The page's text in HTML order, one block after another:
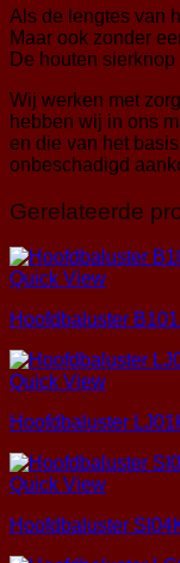
Als de lengtes van
Maar ook zonder
De houten
Wij werken met
hebben wij in ons
en die van het
onbeschadigd
Gerelateerde
Quick View
Hoofdbaluster
Quick View
Hoofdbaluster
Quick View
Hoofdbaluster